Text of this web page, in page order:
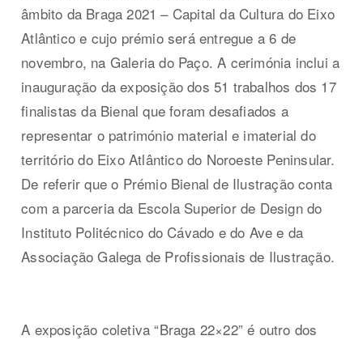
âmbito da Braga 2021 – Capital da Cultura do Eixo
Atlântico e cujo prémio será entregue a 6 de
novembro, na Galeria do Paço. A cerimónia inclui a
inauguração da exposição dos 51 trabalhos dos 17
finalistas da Bienal que foram desafiados a
representar o património material e imaterial do
território do Eixo Atlântico do Noroeste Peninsular.
De referir que o Prémio Bienal de Ilustração conta
com a parceria da Escola Superior de Design do
Instituto Politécnico do Cávado e do Ave e da
Associação Galega de Profissionais de Ilustração.
A exposição coletiva “Braga 22×22” é outro dos